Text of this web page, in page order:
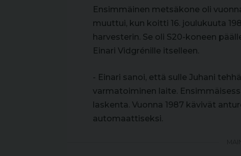
Ensimmäinen metsäkone oli
muuttui, kun koitti 16. joulukuuta
harvesterin. Se oli S20-koneen
Einari Vidgrénille itselleen.
- Einari sanoi, että sulle Juhani
varmatoiminen laite.
laskenta. Vuonna 1987 kävivät
automaattiseksi.